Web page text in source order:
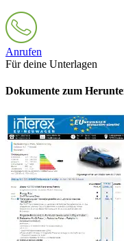
Anrufen
Für deine Unterlagen
Dokumente zum